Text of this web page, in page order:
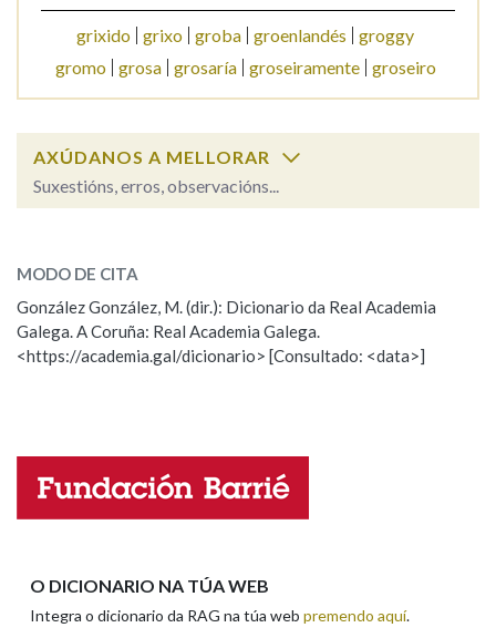
Na fraseoloxía
OUTRAS OPCIÓNS DE BUSCA
Marcas gramaticais
LIMPAR BUSCA
grixido grixo groba groenlandés
groggy
gromo
grosa grosaría groseiramente groseiro
AXÚDANOS A MELLORAR
Suxestións, erros, observacións...
ESCOLLE UNHA OPCIÓN:
Observación Hai un erro na palabra
Propoño mellorar a definición
Nome
MODO DE CITA
González González, M. (dir.): Dicionario da Real Academia
Galega. A Coruña: Real Academia Galega.
<https://academia.gal/dicionario> [Consultado: <data>]
O DICIONARIO NA TÚA WEB
Integra o dicionario da RAG na túa web premendo aquí.